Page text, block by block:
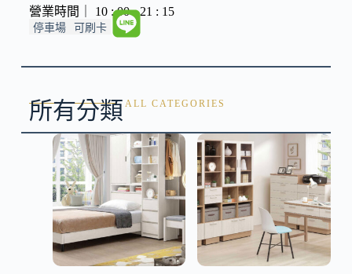
營業時間｜ 10 : 00 - 21 : 15
停車場 可刷卡
ALL CATEGORIES
所有分類